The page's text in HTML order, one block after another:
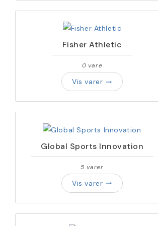
Fisher Athletic
0 vare
Vis varer trending_flat
Global Sports Innovation
5 varer
Vis varer trending_flat